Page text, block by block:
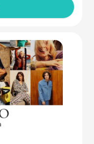
Köfteci Yusuf A.
için bayan deneyimli v
+ ÖZEL SAĞLIK SİG
günlerinde 2.500 T